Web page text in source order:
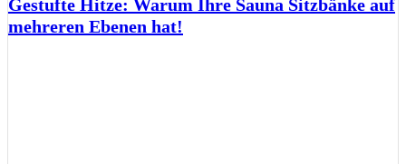
Gestufte Hitze: Warum Ihre Sauna Sitzbänke auf
mehreren Ebenen hat!